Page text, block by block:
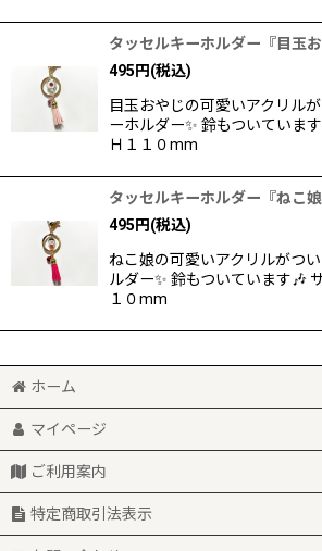
タッセルキーホルダー『目玉お
495円(税込)
目玉おやじの可愛いアクリル
ーホルダー✨ 鈴もついていま
Ｈ１１０mm
タッセルキーホルダー『ねこ娘
495円(税込)
ねこ娘の可愛いアクリルがつ
ルダー✨ 鈴もついています🎶
１０mm
ホーム
マイページ
ご利用案内
特定商取引法表示